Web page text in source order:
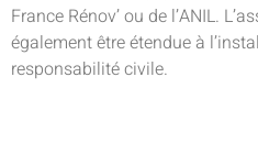
France Rénov’ ou de l’ANIL.
également être étendue à
responsabilité civile.